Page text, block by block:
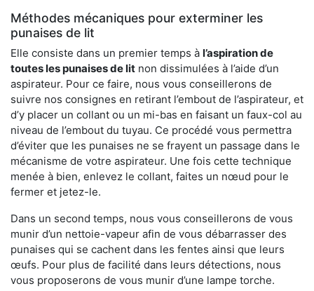
Méthodes mécaniques pour exterminer les
punaises de lit
Elle consiste dans un premier temps à l’aspiration de
toutes les punaises de lit non dissimulées à l’aide d’un
aspirateur. Pour ce faire, nous vous conseillerons de
suivre nos consignes en retirant l’embout de l’aspirateur, et
d’y placer un collant ou un mi-bas en faisant un faux-col au
niveau de l’embout du tuyau. Ce procédé vous permettra
d’éviter que les punaises ne se frayent un passage dans le
mécanisme de votre aspirateur. Une fois cette technique
menée à bien, enlevez le collant, faites un nœud pour le
fermer et jetez-le.
Dans un second temps, nous vous conseillerons de vous
munir d’un nettoie-vapeur afin de vous débarrasser des
punaises qui se cachent dans les fentes ainsi que leurs
œufs. Pour plus de facilité dans leurs détections, nous
vous proposerons de vous munir d’une lampe torche.